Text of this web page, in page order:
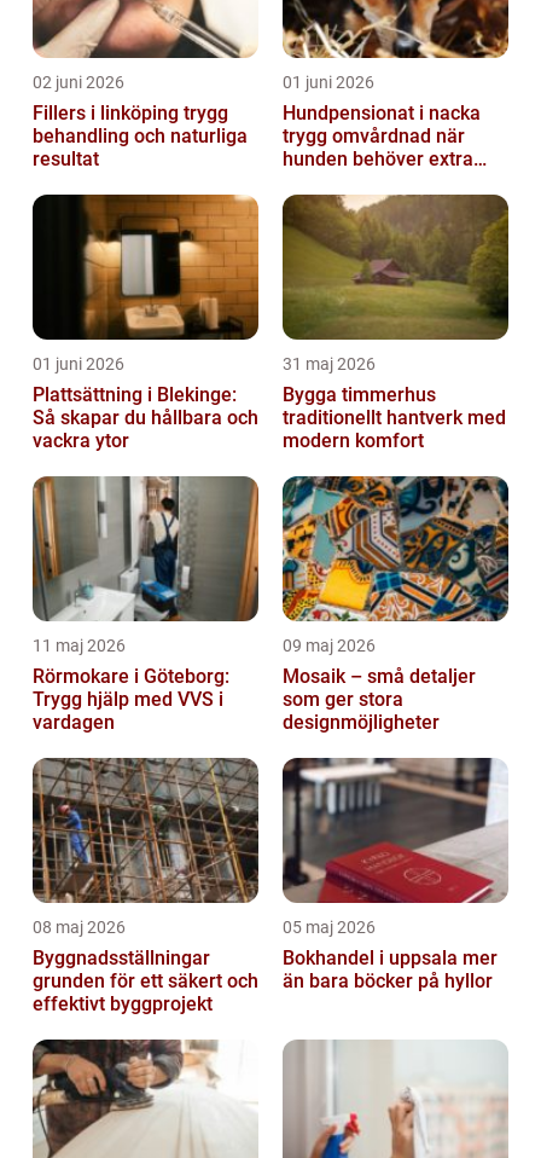
02 juni 2026
Fillers i linköping trygg
behandling och naturliga
resultat
01 juni 2026
Hundpensionat i nacka
trygg omvårdnad när
hunden behöver extra
01 juni 2026
Plattsättning i Blekinge:
Så skapar du hållbara och
vackra ytor
31 maj 2026
Bygga timmerhus
traditionellt hantverk med
modern komfort
11 maj 2026
Rörmokare i Göteborg:
Trygg hjälp med VVS i
vardagen
09 maj 2026
Mosaik – små detaljer
som ger stora
designmöjligheter
08 maj 2026
Byggnadsställningar
grunden för ett säkert och
effektivt byggprojekt
05 maj 2026
Bokhandel i uppsala mer
än bara böcker på hyllor